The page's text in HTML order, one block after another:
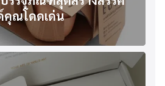
คุณโดดเด่น